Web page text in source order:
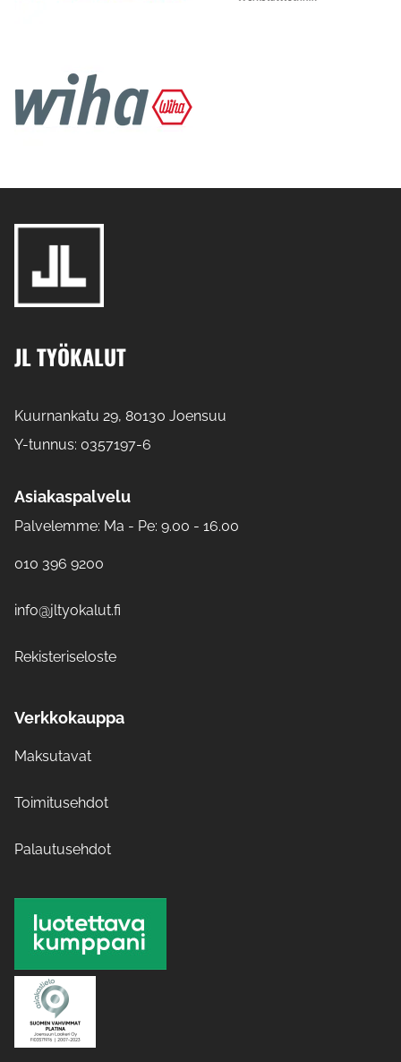
JL TYÖKALUT
Kuurnankatu 29, 80130 Joensuu
Y-tunnus: 0357197-6
Asiakaspalvelu
Palvelemme: Ma - Pe: 9.00 - 16.00
010 396 9200
info@jltyokalut.fi
Rekisteriseloste
Verkkokauppa
Maksutavat
Toimitusehdot
Palautusehdot